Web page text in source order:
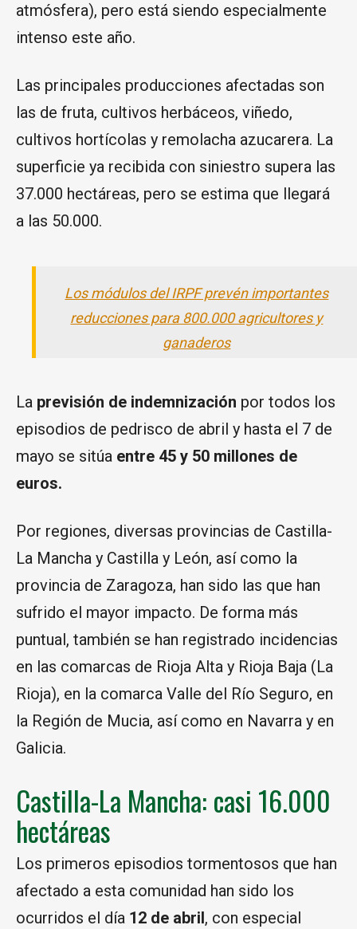
atmósfera), pero está siendo especialmente
intenso este año.
Las principales producciones afectadas son
las de fruta, cultivos herbáceos, viñedo,
cultivos hortícolas y remolacha azucarera. La
superficie ya recibida con siniestro supera las
37.000 hectáreas, pero se estima que llegará
a las 50.000.
Los módulos del IRPF prevén importantes
reducciones para 800.000 agricultores y
ganaderos
La previsión de indemnización por todos los
episodios de pedrisco de abril y hasta el 7 de
mayo se sitúa entre 45 y 50 millones de
euros.
Por regiones, diversas provincias de Castilla-
La Mancha y Castilla y León, así como la
provincia de Zaragoza, han sido las que han
sufrido el mayor impacto. De forma más
puntual, también se han registrado incidencias
en las comarcas de Rioja Alta y Rioja Baja (La
Rioja), en la comarca Valle del Río Seguro, en
la Región de Mucia, así como en Navarra y en
Galicia.
Castilla-La Mancha: casi 16.000
hectáreas
Los primeros episodios tormentosos que han
afectado a esta comunidad han sido los
ocurridos el día 12 de abril, con especial